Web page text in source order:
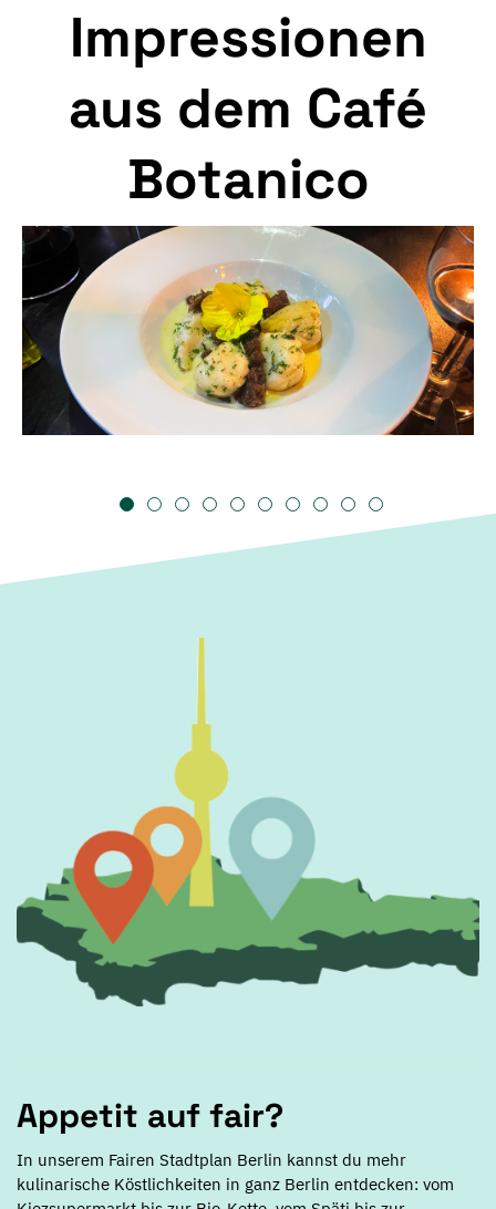
Impressionen
aus dem Café
Botanico
Appetit auf fair?
In unserem Fairen Stadtplan Berlin kannst du mehr
kulinarische Köstlichkeiten in ganz Berlin entdecken: vom